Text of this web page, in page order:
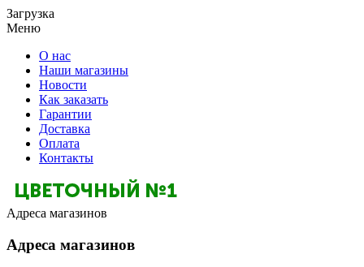
Загрузка
Меню
О нас
Наши магазины
Новости
Как заказать
Гарантии
Доставка
Оплата
Контакты
Адреса магазинов
Адреса магазинов